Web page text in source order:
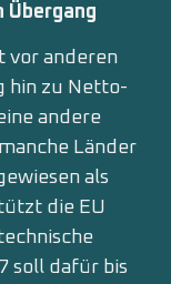
Übergang
vor anderen
hin zu Netto-
andere
Länder
als
die EU
soll dafür bis